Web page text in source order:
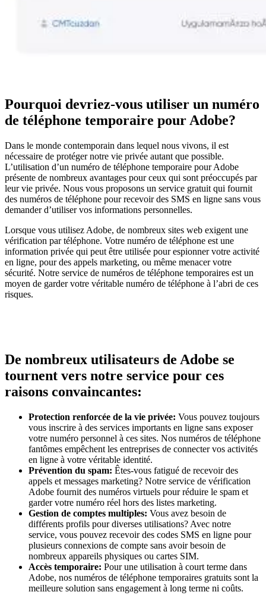
Pourquoi devriez-vous utiliser un numéro
de téléphone temporaire pour Adobe?
Dans le monde contemporain dans lequel nous vivons, il est
nécessaire de protéger notre vie privée autant que possible.
L’utilisation d’un numéro de téléphone temporaire pour Adobe
présente de nombreux avantages pour ceux qui sont préoccupés par
leur vie privée. Nous vous proposons un service gratuit qui fournit
des numéros de téléphone pour recevoir des SMS en ligne sans vous
demander d’utiliser vos informations personnelles.
Lorsque vous utilisez Adobe, de nombreux sites web exigent une
vérification par téléphone. Votre numéro de téléphone est une
information privée qui peut être utilisée pour espionner votre activité
en ligne, pour des appels marketing, ou même menacer votre
sécurité. Notre service de numéros de téléphone temporaires est un
moyen de garder votre véritable numéro de téléphone à l’abri de ces
risques.
De nombreux utilisateurs de Adobe se
tournent vers notre service pour ces
raisons convaincantes:
Protection renforcée de la vie privée: Vous pouvez toujours
vous inscrire à des services importants en ligne sans exposer
votre numéro personnel à ces sites. Nos numéros de téléphone
fantômes empêchent les entreprises de connecter vos activités
en ligne à votre véritable identité.
Prévention du spam: Êtes-vous fatigué de recevoir des
appels et messages marketing? Notre service de vérification
Adobe fournit des numéros virtuels pour réduire le spam et
garder votre numéro réel hors des listes marketing.
Gestion de comptes multiples: Vous avez besoin de
différents profils pour diverses utilisations? Avec notre
service, vous pouvez recevoir des codes SMS en ligne pour
plusieurs connexions de compte sans avoir besoin de
nombreux appareils physiques ou cartes SIM.
Accès temporaire: Pour une utilisation à court terme dans
Adobe, nos numéros de téléphone temporaires gratuits sont la
meilleure solution sans engagement à long terme ni coûts.